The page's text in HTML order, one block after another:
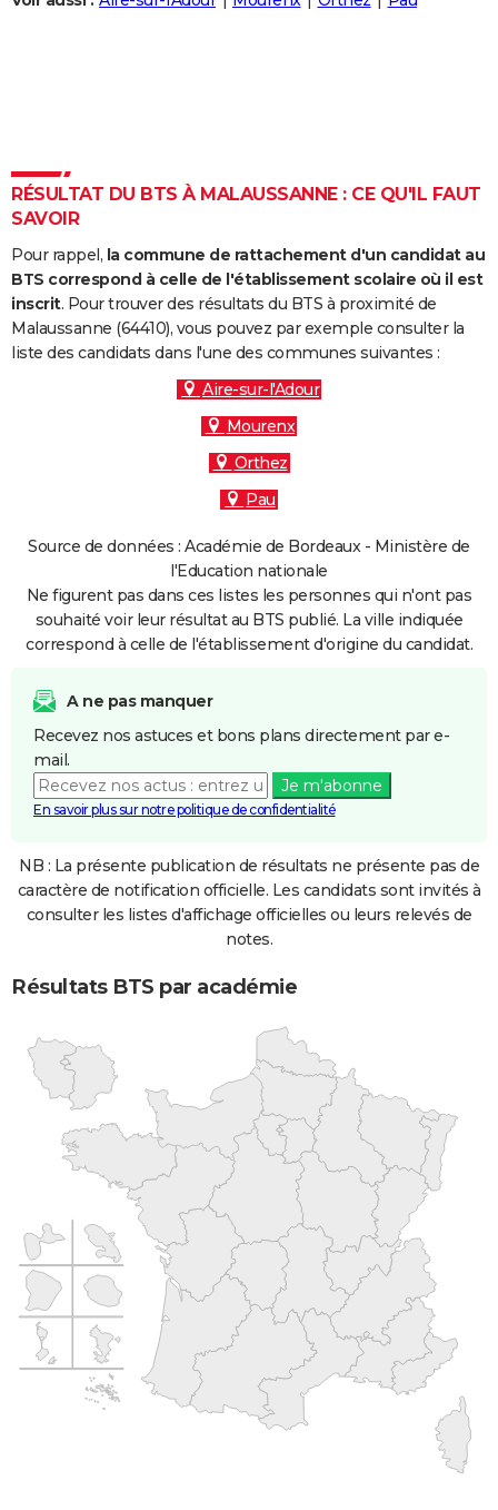
Carte de Noël
Carte Bonne année
Carte Saint-Valentin
Carte Pâques
Carte d'anniversaire
Dictionnaire
Biographies
Citations
Expressions
Proverbes
PROGRAMME TV
COPAINS D'AVANT
S'inscrire
Se connecter
Lycées
Collèges
Primaires
Universités
Entreprises
Service militaire
Avis de recherche
AVIS DE DÉCÈS
RÉSULTAT DU BTS À MALAUSSANNE : CE QU'IL FAUT
SAVOIR
Pour rappel, la commune de rattachement d'un candidat au
BTS correspond à celle de l'établissement scolaire où il est
inscrit. Pour trouver des résultats du BTS à proximité de
Malaussanne (64410), vous pouvez par exemple consulter la
liste des candidats dans l'une des communes suivantes :
Aire-sur-l'Adour
Mourenx
Orthez
Pau
Source de données : Académie de Bordeaux - Ministère de
l'Education nationale
Ne figurent pas dans ces listes les personnes qui n'ont pas
souhaité voir leur résultat au BTS publié. La ville indiquée
correspond à celle de l'établissement d'origine du candidat.
A ne pas manquer
Recevez nos astuces et bons plans directement par e-
mail.
Je m'abonne
En savoir plus sur notre politique de confidentialité
NB : La présente publication de résultats ne présente pas de
caractère de notification officielle. Les candidats sont invités à
consulter les listes d'affichage officielles ou leurs relevés de
notes.
Résultats BTS par académie